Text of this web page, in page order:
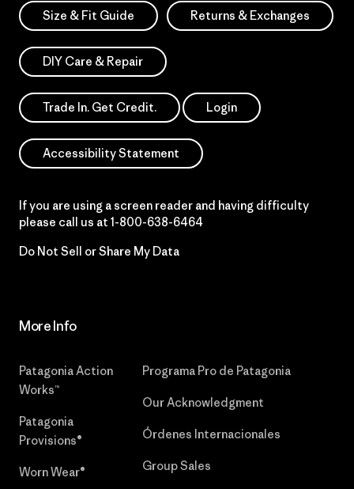
Size & Fit Guide Returns & Exchanges
DIY Care & Repair
Trade In. Get Credit. Login
Accessibility Statement
If you are using a screen reader and having difficulty
please call us at 1-800-638-6464
Do Not Sell or Share My Data
More Info
Patagonia Action
Works™
Patagonia
Provisions®
Worn Wear®
Programa Pro de Patagonia
Our Acknowledgment
Órdenes Internacionales
Group Sales